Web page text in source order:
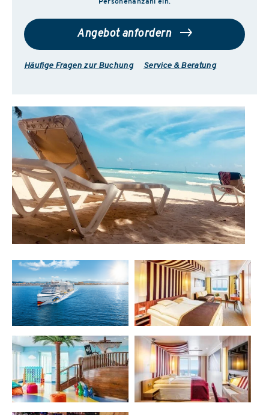
Personenanzahl ein.
Angebot anfordern
Häufige Fragen zur Buchung Service & Beratung